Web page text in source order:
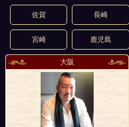
佐賀 長崎
宮崎 鹿児島
大阪